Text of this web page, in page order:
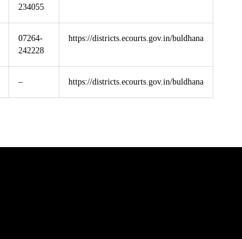
234055
07264-
242228
https://districts.ecourts.gov.in/buldhana
– https://districts.ecourts.gov.in/buldhana